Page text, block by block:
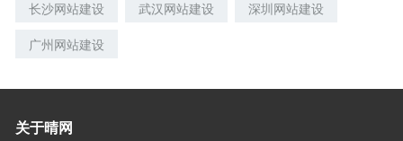
长沙网站建设
武汉网站建设
深圳网站建设
广州网站建设
关于晴网